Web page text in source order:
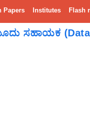
Papers Institutes Flash
ಸಹಾಯಕ